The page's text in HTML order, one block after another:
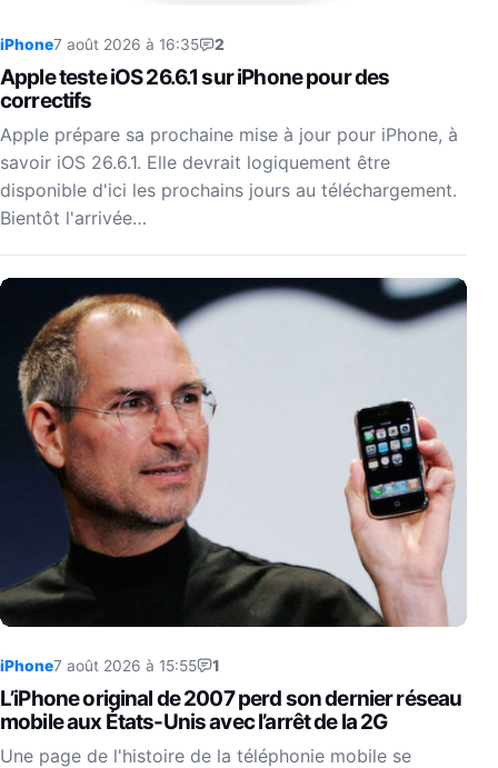
iPhone7 août 2026 à 16:35 2
Apple teste iOS 26.6.1 sur iPhone pour des
correctifs
Apple prépare sa prochaine mise à jour pour iPhone, à
savoir iOS 26.6.1. Elle devrait logiquement être
disponible d'ici les prochains jours au téléchargement.
Bientôt l'arrivée…
iPhone7 août 2026 à 15:55 1
L’iPhone original de 2007 perd son dernier réseau
mobile aux États-Unis avec l’arrêt de la 2G
Une page de l'histoire de la téléphonie mobile se